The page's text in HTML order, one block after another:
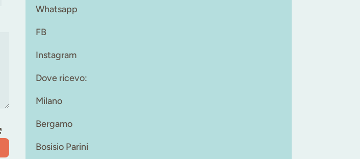
Whatsapp
FB
Instagram
Dove ricevo:
Milano
Bergamo
Bosisio Parini